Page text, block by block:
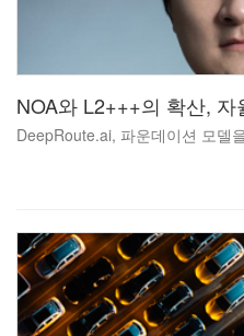
​​​​​​​NOA와 L2+++의 확산,
DeepRoute.ai, 파운데이션 모델